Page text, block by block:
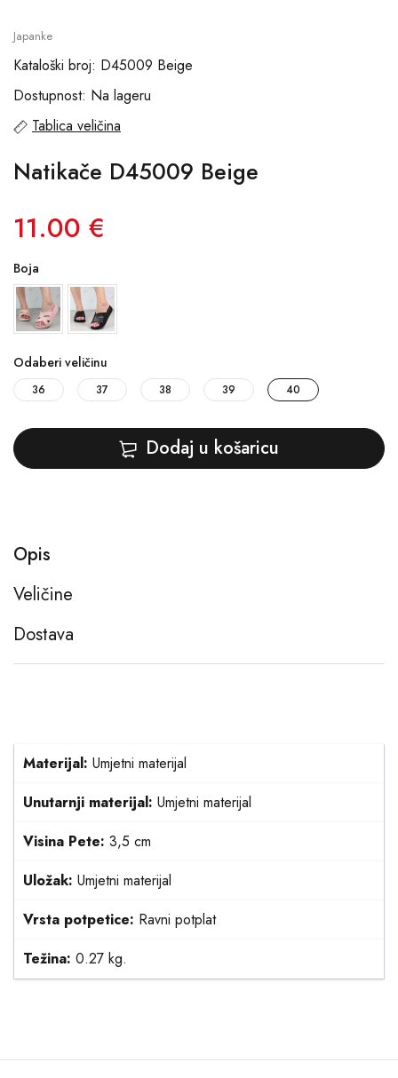
Japanke
Kataloški broj: D45009 Beige
Dostupnost: Na lageru
Tablica veličina
Natikače D45009 Beige
11.00 €
Boja
Odaberi veličinu
36 37 38 39 40
Dodaj u košaricu
Opis
Veličine
Dostava
Materijal: Umjetni materijal
Unutarnji materijal: Umjetni materijal
Visina Pete: 3,5 cm
Uložak: Umjetni materijal
Vrsta potpetice: Ravni potplat
Težina: 0.27 kg.